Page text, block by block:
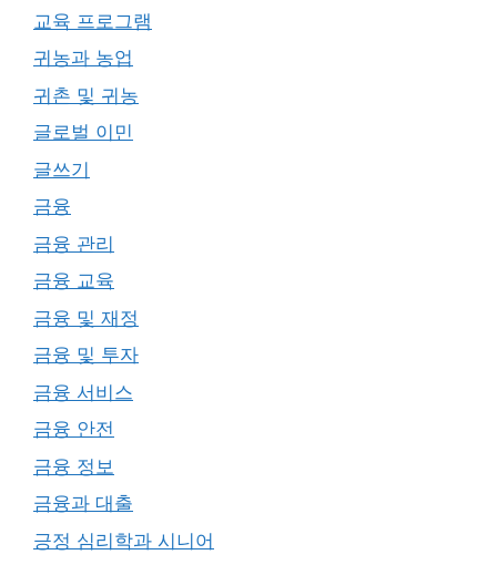
교육 프로그램
귀농과 농업
귀촌 및 귀농
글로벌 이민
글쓰기
금융
금융 관리
금융 교육
금융 및 재정
금융 및 투자
금융 서비스
금융 안전
금융 정보
금융과 대출
긍정 심리학과 시니어